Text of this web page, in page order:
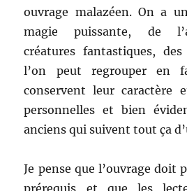
ouvrage malazéen. On a
magie puissante, de
créatures fantastiques,
l’on peut regrouper en
conservent leur caractère
personnelles et bien
anciens qui suivent tout ça
Je pense que l’ouvrage doit
prérequis et que les